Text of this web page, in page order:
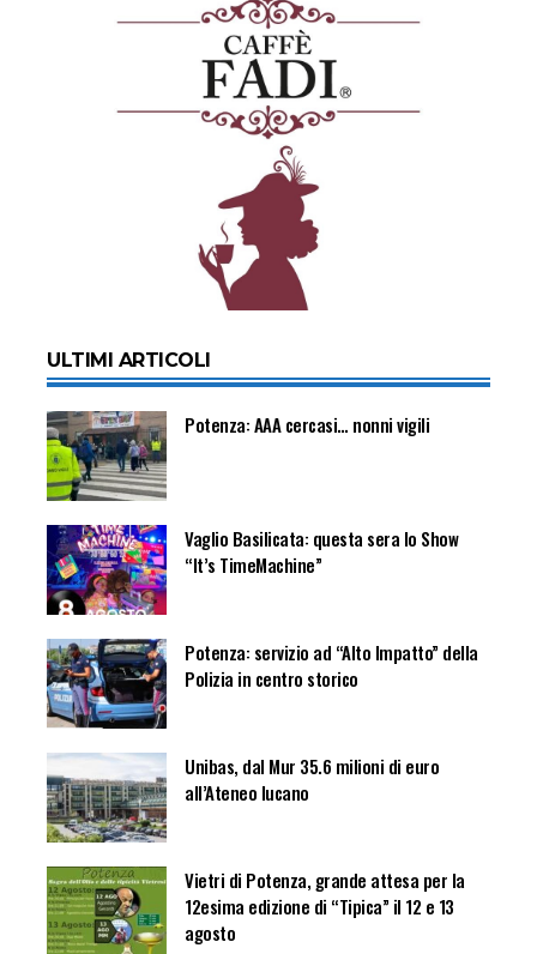
ULTIMI ARTICOLI
Potenza: AAA cercasi… nonni vigili
Vaglio Basilicata: questa sera lo Show
“It’s TimeMachine”
Potenza: servizio ad “Alto Impatto” della
Polizia in centro storico
Unibas, dal Mur 35.6 milioni di euro
all’Ateneo lucano
Vietri di Potenza, grande attesa per la
12esima edizione di “Tipica” il 12 e 13
agosto